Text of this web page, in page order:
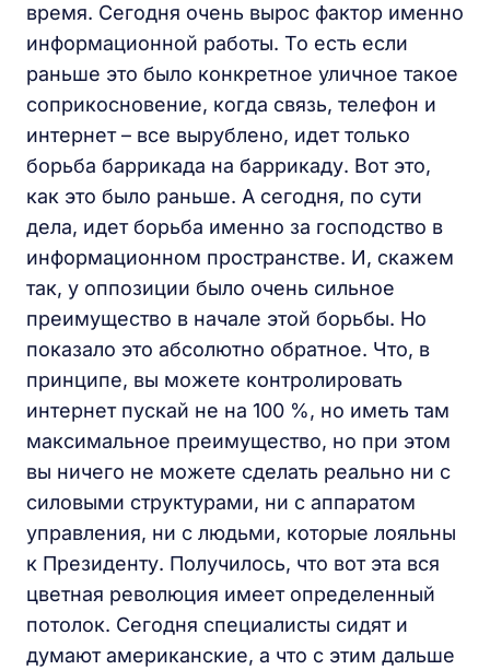
время. Сегодня очень вырос фактор именно
информационной работы. То есть если
раньше это было конкретное уличное такое
соприкосновение, когда связь, телефон и
интернет – все вырублено, идет только
борьба баррикада на баррикаду. Вот это,
как это было раньше. А сегодня, по сути
дела, идет борьба именно за господство в
информационном пространстве. И, скажем
так, у оппозиции было очень сильное
преимущество в начале этой борьбы. Но
показало это абсолютно обратное. Что, в
принципе, вы можете контролировать
интернет пускай не на 100 %, но иметь там
максимальное преимущество, но при этом
вы ничего не можете сделать реально ни с
силовыми структурами, ни с аппаратом
управления, ни с людьми, которые лояльны
к Президенту. Получилось, что вот эта вся
цветная революция имеет определенный
потолок. Сегодня специалисты сидят и
думают американские, а что с этим дальше